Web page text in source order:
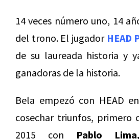
14 veces número uno, 14
del trono. El jugador HEAD
de su laureada historia y
ganadoras de la historia.
Bela empezó con HEAD
cosechar triunfos, primero
2015 con Pablo Lima,